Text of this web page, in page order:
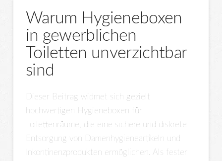
Warum Hygieneboxen
in gewerblichen
Toiletten unverzichtbar
sind
Dieser Beitrag widmet sich gezielt
hochwertigen Hygieneboxen für
Toilettenräume, die eine sichere und diskrete
Entsorgung von Damenhygieneartikeln und
Inkontinenzprodukten ermöglichen. Als fester